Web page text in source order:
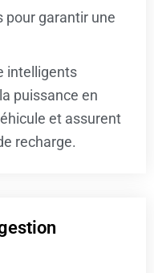
pour garantir une
intelligents
puissance en
et assurent
recharge.